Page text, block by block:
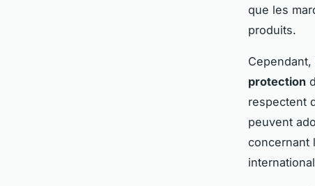
que les
produits.
protection
respectent
peuvent
concernant